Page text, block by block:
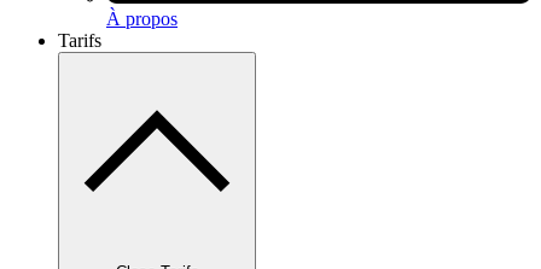
À propos
Tarifs